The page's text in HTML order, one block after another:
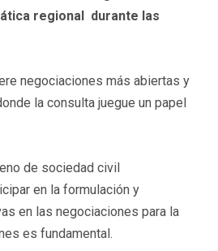
regional durante las
negociaciones más abiertas y
la consulta juegue un papel
de sociedad civil
en la formulación y
en las negociaciones para la
es fundamental.